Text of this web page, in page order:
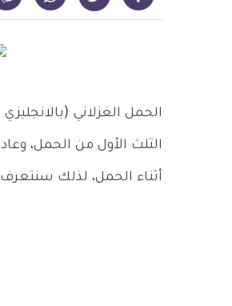
الثلث الأول من الحمل،
أثناء الحمل، لذلك